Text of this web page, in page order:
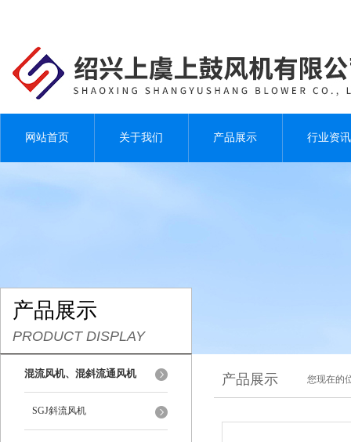
网站首页 关于我们 产品展示 行业资讯
产品展示
PRODUCT DISPLAY
混流风机、混斜流通风机
SGJ斜流风机
产品展示 您现在的